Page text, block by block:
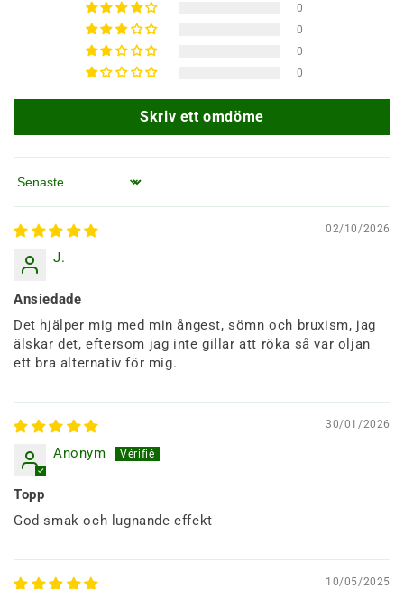
0
0
0
0
Skriv ett omdöme
Sortera efter
02/10/2026
J.
Ansiedade
Det hjälper mig med min ångest, sömn och bruxism, jag
älskar det, eftersom jag inte gillar att röka så var oljan
ett bra alternativ för mig.
30/01/2026
Anonym
Topp
God smak och lugnande effekt
10/05/2025